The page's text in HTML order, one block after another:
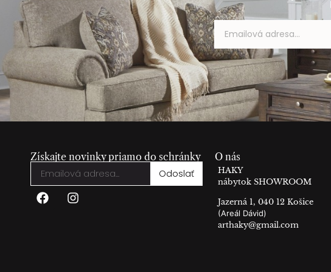
Získajte novinky priamo do schránky
Odoslať
O nás
HAKY
nábytok SHOWROOM
Jazerná 1, 040 12 Košice
(Areál Dávid)
arthaky@gmail.com